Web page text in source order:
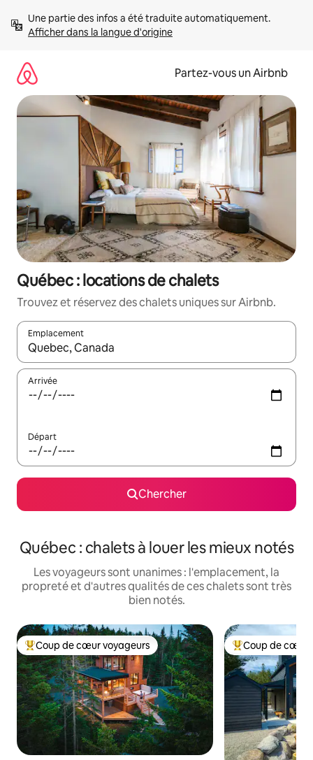
directement
Afficher dans la langue d'origine
Partez-vous un Airbnb
Québec : locations de chalets
Trouvez et réservez des chalets uniques sur Airbnb.
Emplacement
Quand les résultats sont affichés, parcourez-les en utilisant
Arrivée
Départ
Chercher
Québec : chalets à louer les mieux notés
Les voyageurs sont unanimes : l'emplacement, la
propreté et d'autres qualités de ces chalets sont très
bien notés.
Coup de cœur voyageurs parmi les plus aimés
Coup de cœur voyageurs Coup de cœur
Coup de cœur